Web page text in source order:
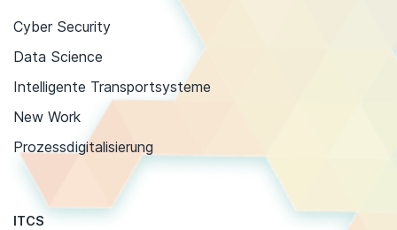
Cyber Security
Data Science
Intelligente Transportsysteme
New Work
Prozessdigitalisierung
ITCS